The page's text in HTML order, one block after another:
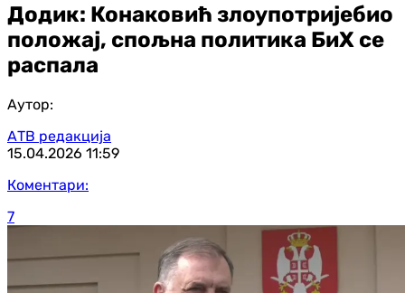
Додик: Конаковић злоупотријебио
положај, спољна политика БиХ се
распала
Аутор:
АТВ редакција
15.04.2026 11:59
Коментари:
7